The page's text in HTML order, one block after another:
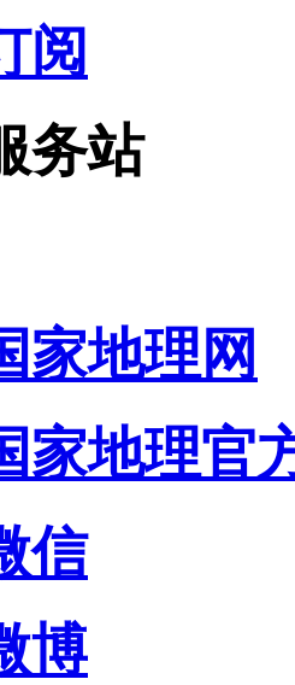
阅
务站
家地理网
家地理官
信
博